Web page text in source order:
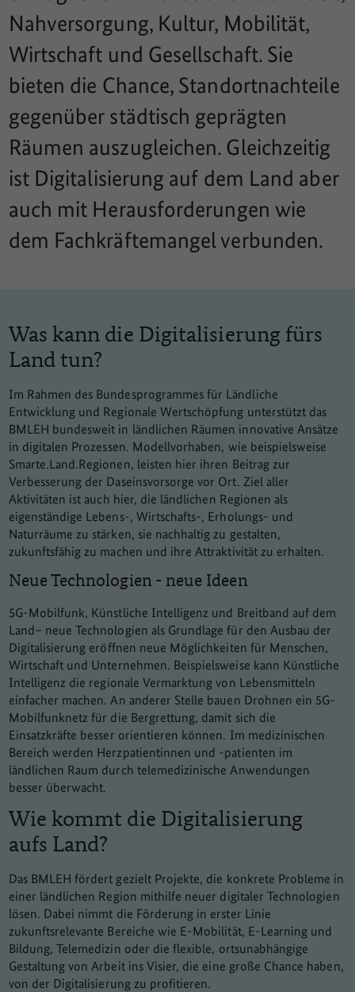
Nahversorgung, Kultur, Mobilität,
Wirtschaft und Gesellschaft. Sie
bieten die Chance, Standortnachteile
gegenüber städtisch geprägten
Räumen auszugleichen. Gleichzeitig
ist Digitalisierung auf dem Land aber
auch mit Herausforderungen wie
dem Fachkräftemangel verbunden.
Was kann die Digitalisierung fürs
Land tun?
Im Rahmen des Bundesprogrammes für Ländliche
Entwicklung und Regionale Wertschöpfung unterstützt das
BMLEH bundesweit in ländlichen Räumen innovative Ansätze
in digitalen Prozessen. Modellvorhaben, wie beispielsweise
Smarte.Land.Regionen, leisten hier ihren Beitrag zur
Verbesserung der Daseinsvorsorge vor Ort. Ziel aller
Aktivitäten ist auch hier, die ländlichen Regionen als
eigenständige Lebens-, Wirtschafts-, Erholungs- und
Naturräume zu stärken, sie nachhaltig zu gestalten,
zukunftsfähig zu machen und ihre Attraktivität zu erhalten.
Neue Technologien - neue Ideen
5G-Mobilfunk, Künstliche Intelligenz und Breitband auf dem
Land– neue Technologien als Grundlage für den Ausbau der
Digitalisierung eröffnen neue Möglichkeiten für Menschen,
Wirtschaft und Unternehmen. Beispielsweise kann Künstliche
Intelligenz die regionale Vermarktung von Lebensmitteln
einfacher machen. An anderer Stelle bauen Drohnen ein 5G-
Mobilfunknetz für die Bergrettung, damit sich die
Einsatzkräfte besser orientieren können. Im medizinischen
Bereich werden Herzpatientinnen und -patienten im
ländlichen Raum durch telemedizinische Anwendungen
besser überwacht.
Wie kommt die Digitalisierung
aufs Land?
Das BMLEH fördert gezielt Projekte, die konkrete Probleme in
einer ländlichen Region mithilfe neuer digitaler Technologien
lösen. Dabei nimmt die Förderung in erster Linie
zukunftsrelevante Bereiche wie E-Mobilität, E-Learning und
Bildung, Telemedizin oder die flexible, ortsunabhängige
Gestaltung von Arbeit ins Visier, die eine große Chance haben,
von der Digitalisierung zu profitieren.